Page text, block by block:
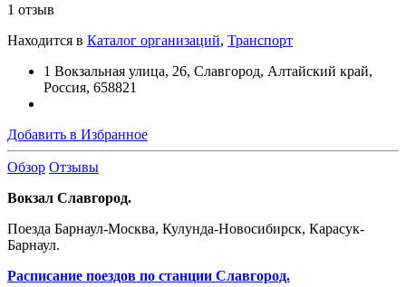
1 отзыв
Находится в Каталог организаций, Транспорт
1 Вокзальная улица, 26, Славгород, Алтайский край,
Россия, 658821
Добавить в Избранное
Обзор Отзывы
Вокзал Славгород.
Поезда Барнаул-Москва, Кулунда-Новосибирск, Карасук-
Барнаул.
Расписание поездов по станции Славгород.